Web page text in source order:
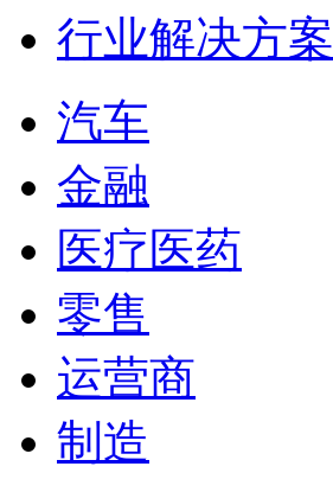
行业解决方案
汽车
金融
医疗医药
零售
运营商
制造